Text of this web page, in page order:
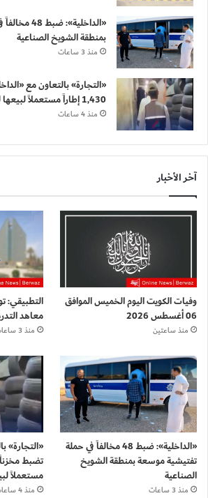
بمنطقة الشويخ الصناعية
منذ 3 ساعات
«التجارة» بالتعاون مع
1,430 إطاراً مستعملاً لبيعها للمستهلكين
منذ 4 ساعات
آخر الأخبار
وفيات الكويت اليوم الخميس الموافق
06 أغسطس 2026
منذ ساعتين
التطبيقي:
معاهد
منذ 3 ساعات
«الداخلية»: ضبط 48 مخالفاً في حملة
تفتيشية موسعة بمنطقة الشويخ
الصناعية
منذ 3 ساعات
«التجارة»
مستعملاً
منذ 4 ساعات